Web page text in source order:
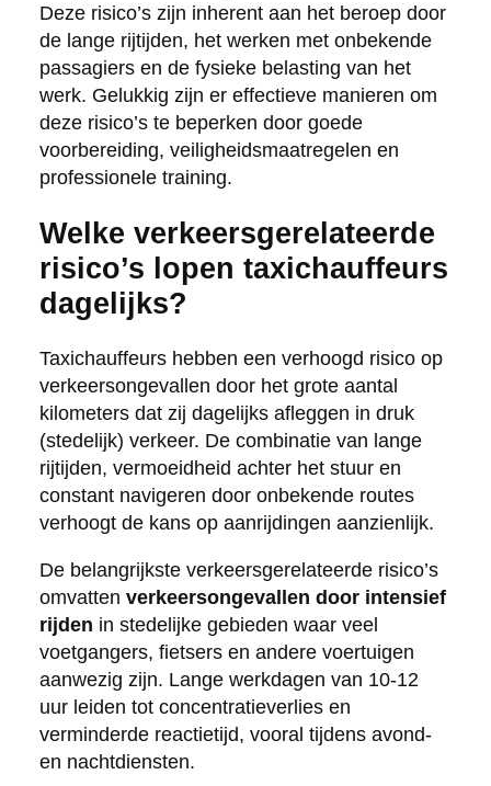
Deze risico’s zijn inherent aan het beroep door
de lange rijtijden, het werken met onbekende
passagiers en de fysieke belasting van het
werk. Gelukkig zijn er effectieve manieren om
deze risico’s te beperken door goede
voorbereiding, veiligheidsmaatregelen en
professionele training.
Welke verkeersgerelateerde
risico’s lopen taxichauffeurs
dagelijks?
Taxichauffeurs hebben een verhoogd risico op
verkeersongevallen door het grote aantal
kilometers dat zij dagelijks afleggen in druk
(stedelijk) verkeer. De combinatie van lange
rijtijden, vermoeidheid achter het stuur en
constant navigeren door onbekende routes
verhoogt de kans op aanrijdingen aanzienlijk.
De belangrijkste verkeersgerelateerde risico’s
omvatten verkeersongevallen door intensief
rijden in stedelijke gebieden waar veel
voetgangers, fietsers en andere voertuigen
aanwezig zijn. Lange werkdagen van 10-12
uur leiden tot concentratieverlies en
verminderde reactietijd, vooral tijdens avond-
en nachtdiensten.